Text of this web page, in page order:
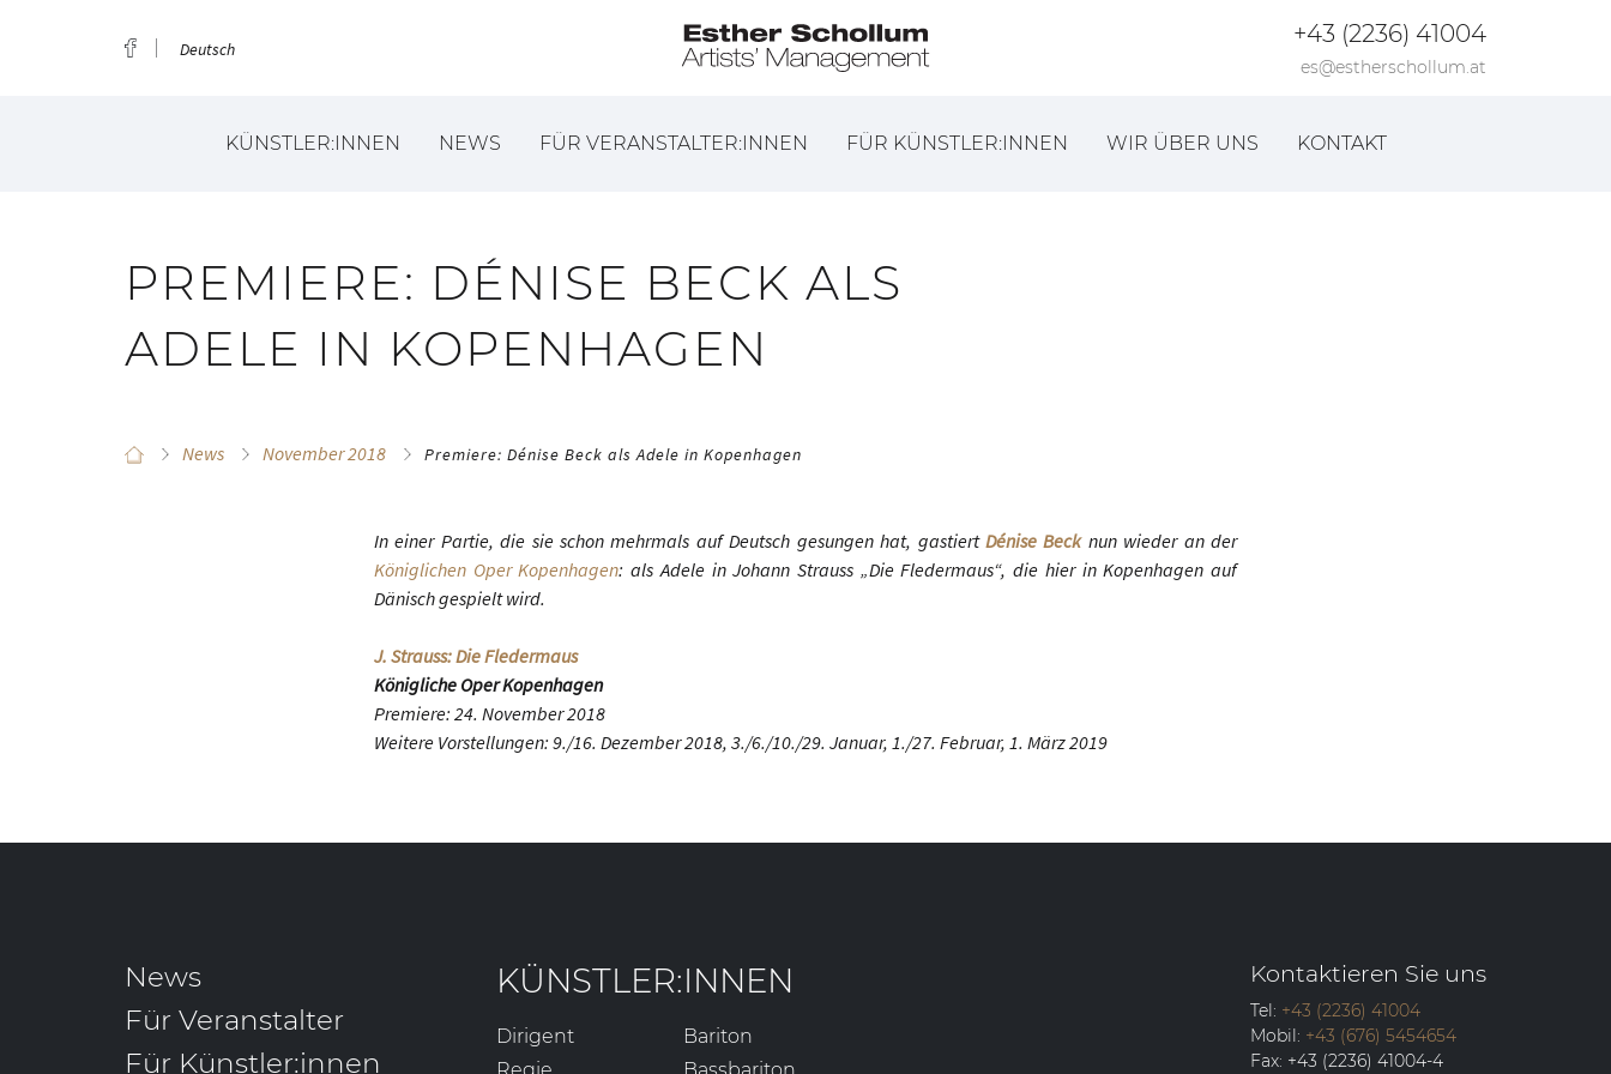
Deutsch
+43 (2236) 41004
es@estherschollum.at
KÜNSTLER:INNEN NEWS FÜR VERANSTALTER:INNEN FÜR KÜNSTLER:INNEN WIR ÜBER UNS KONTAKT
PREMIERE: DÉNISE BECK ALS
ADELE IN KOPENHAGEN
News November 2018 Premiere: Dénise Beck als Adele in Kopenhagen
In einer Partie, die sie schon mehrmals auf Deutsch gesungen hat, gastiert Dénise Becknun wieder an der
Königlichen Oper Kopenhagen: als Adele in Johann Strauss „Die Fledermaus“, die hier in Kopenhagen auf
Dänisch gespielt wird.
J. Strauss: Die Fledermaus
Königliche Oper Kopenhagen
Premiere: 24. November 2018
Weitere Vorstellungen: 9./16. Dezember 2018, 3./6./10./29. Januar, 1./27. Februar, 1. März 2019
KÜNSTLER:INNEN
Dirigent
Bariton
News
Für Veranstalter
Für Künstler:innen
Kontaktieren Sie uns
Tel: +43 (2236) 41004
Mobil: +43 (676) 5454654
Fax: +43 (2236) 41004-4